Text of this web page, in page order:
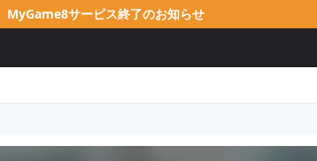
MyGame8サービス終了のお知らせ